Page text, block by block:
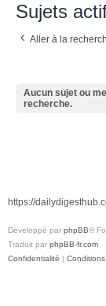
Sujets
Aller à la
Aucun sujet ou
recherche.
https://
Développé par phpBB®
Traduit par phpBB-fr.com
Confidentialité | Conditions